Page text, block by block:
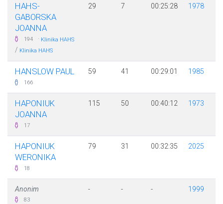
HAHS-
GABORSKA
JOANNA
194 · Klinika HAHS
/ Klinika HAHS
29 7 00:25:28 1978
HANSLOW PAUL
166
59 41 00:29:01 1985
HAPONIUK
JOANNA
17
115 50 00:40:12 1973
HAPONIUK
WERONIKA
18
79 31 00:32:35 2025
Anonim
83
- - - 1999